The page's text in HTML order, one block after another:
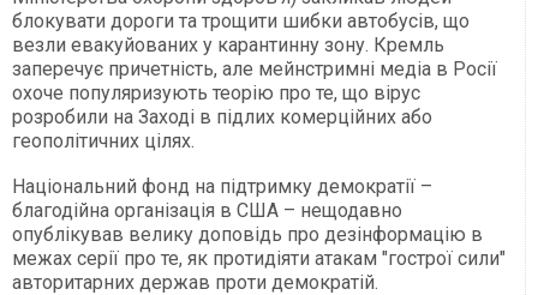
блокувати дороги та трощити шибки автобусів, що
везли евакуйованих у карантинну зону. Кремль
заперечує причетність, але мейнстримні медіа в Росії
охоче популяризують теорію про те, що вірус
розробили на Заході в підлих комерційних або
геополітичних цілях.
Національний фонд на підтримку демократії –
благодійна організація в США – нещодавно
опублікував велику доповідь про дезінформацію в
межах серії про те, як протидіяти атакам "гострої сили"
авторитарних держав проти демократій.